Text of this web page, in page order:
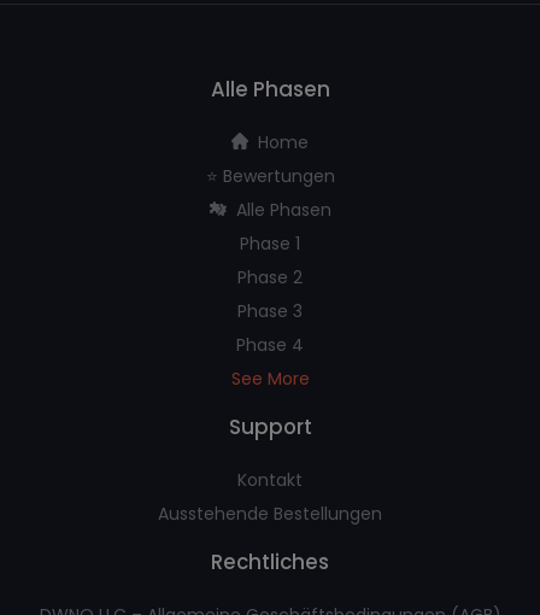
Alle Phasen
Home
⭐️ Bewertungen
Alle Phasen
Phase 1
Phase 2
Phase 3
Phase 4
See More
Support
Kontakt
Ausstehende Bestellungen
Rechtliches